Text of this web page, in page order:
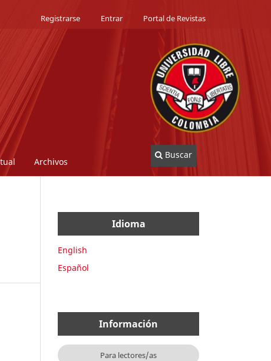
Archivos
Buscar
Registrarse Entrar Portal de Revistas
Idioma
English
Español
Información
Para lectores/as